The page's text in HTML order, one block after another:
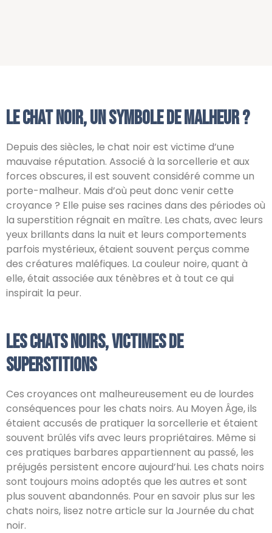
Le chat noir, un symbole de malheur ?
Depuis des siècles, le chat noir est victime d’une
mauvaise réputation. Associé à la sorcellerie et aux
forces obscures, il est souvent considéré comme un
porte-malheur. Mais d’où peut donc venir cette
croyance ? Elle puise ses racines dans des périodes où
la superstition régnait en maître. Les chats, avec leurs
yeux brillants dans la nuit et leurs comportements
parfois mystérieux, étaient souvent perçus comme
des créatures maléfiques. La couleur noire, quant à
elle, était associée aux ténèbres et à tout ce qui
inspirait la peur.
Les chats noirs, victimes de
superstitions
Ces croyances ont malheureusement eu de lourdes
conséquences pour les chats noirs. Au Moyen Âge, ils
étaient accusés de pratiquer la sorcellerie et étaient
souvent brûlés vifs avec leurs propriétaires. Même si
ces pratiques barbares appartiennent au passé, les
préjugés persistent encore aujourd’hui. Les chats noirs
sont toujours moins adoptés que les autres et sont
plus souvent abandonnés. Pour en savoir plus sur les
chats noirs, lisez notre article sur la Journée du chat
noir.